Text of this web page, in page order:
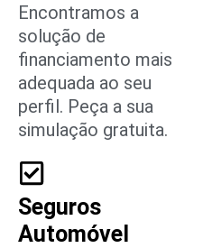
Encontramos a
solução de
financiamento mais
adequada ao seu
perfil. Peça a sua
simulação gratuita.
Seguros
Automóvel